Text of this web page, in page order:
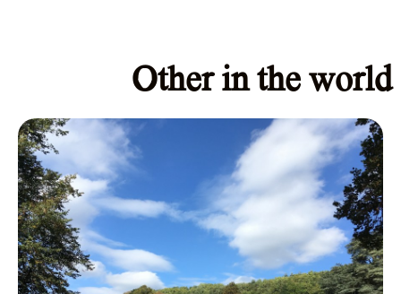
Other in the world